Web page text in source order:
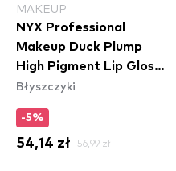
MAKEUP
NYX Professional
Makeup Duck Plump
High Pigment Lip Gloss
- Lilac On Lock
Błyszczyki
-5%
54,14 zł 56,99 zł